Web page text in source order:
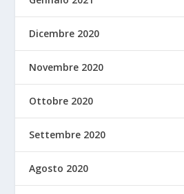
Dicembre 2020
Novembre 2020
Ottobre 2020
Settembre 2020
Agosto 2020